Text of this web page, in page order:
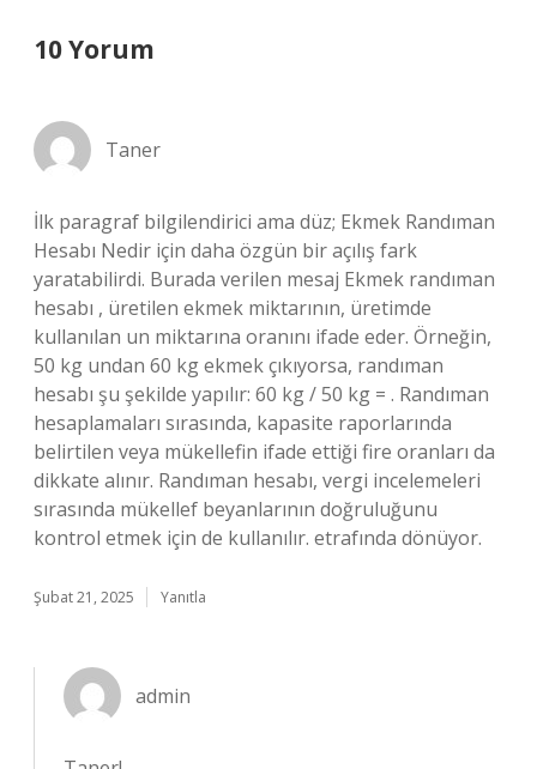
10 Yorum
Taner
İlk paragraf bilgilendirici ama düz; Ekmek Randıman
Hesabı Nedir için daha özgün bir açılış fark
yaratabilirdi. Burada verilen mesaj Ekmek randıman
hesabı , üretilen ekmek miktarının, üretimde
kullanılan un miktarına oranını ifade eder. Örneğin,
50 kg undan 60 kg ekmek çıkıyorsa, randıman
hesabı şu şekilde yapılır: 60 kg / 50 kg = . Randıman
hesaplamaları sırasında, kapasite raporlarında
belirtilen veya mükellefin ifade ettiği fire oranları da
dikkate alınır. Randıman hesabı, vergi incelemeleri
sırasında mükellef beyanlarının doğruluğunu
kontrol etmek için de kullanılır. etrafında dönüyor.
Şubat 21, 2025 Yanıtla
admin